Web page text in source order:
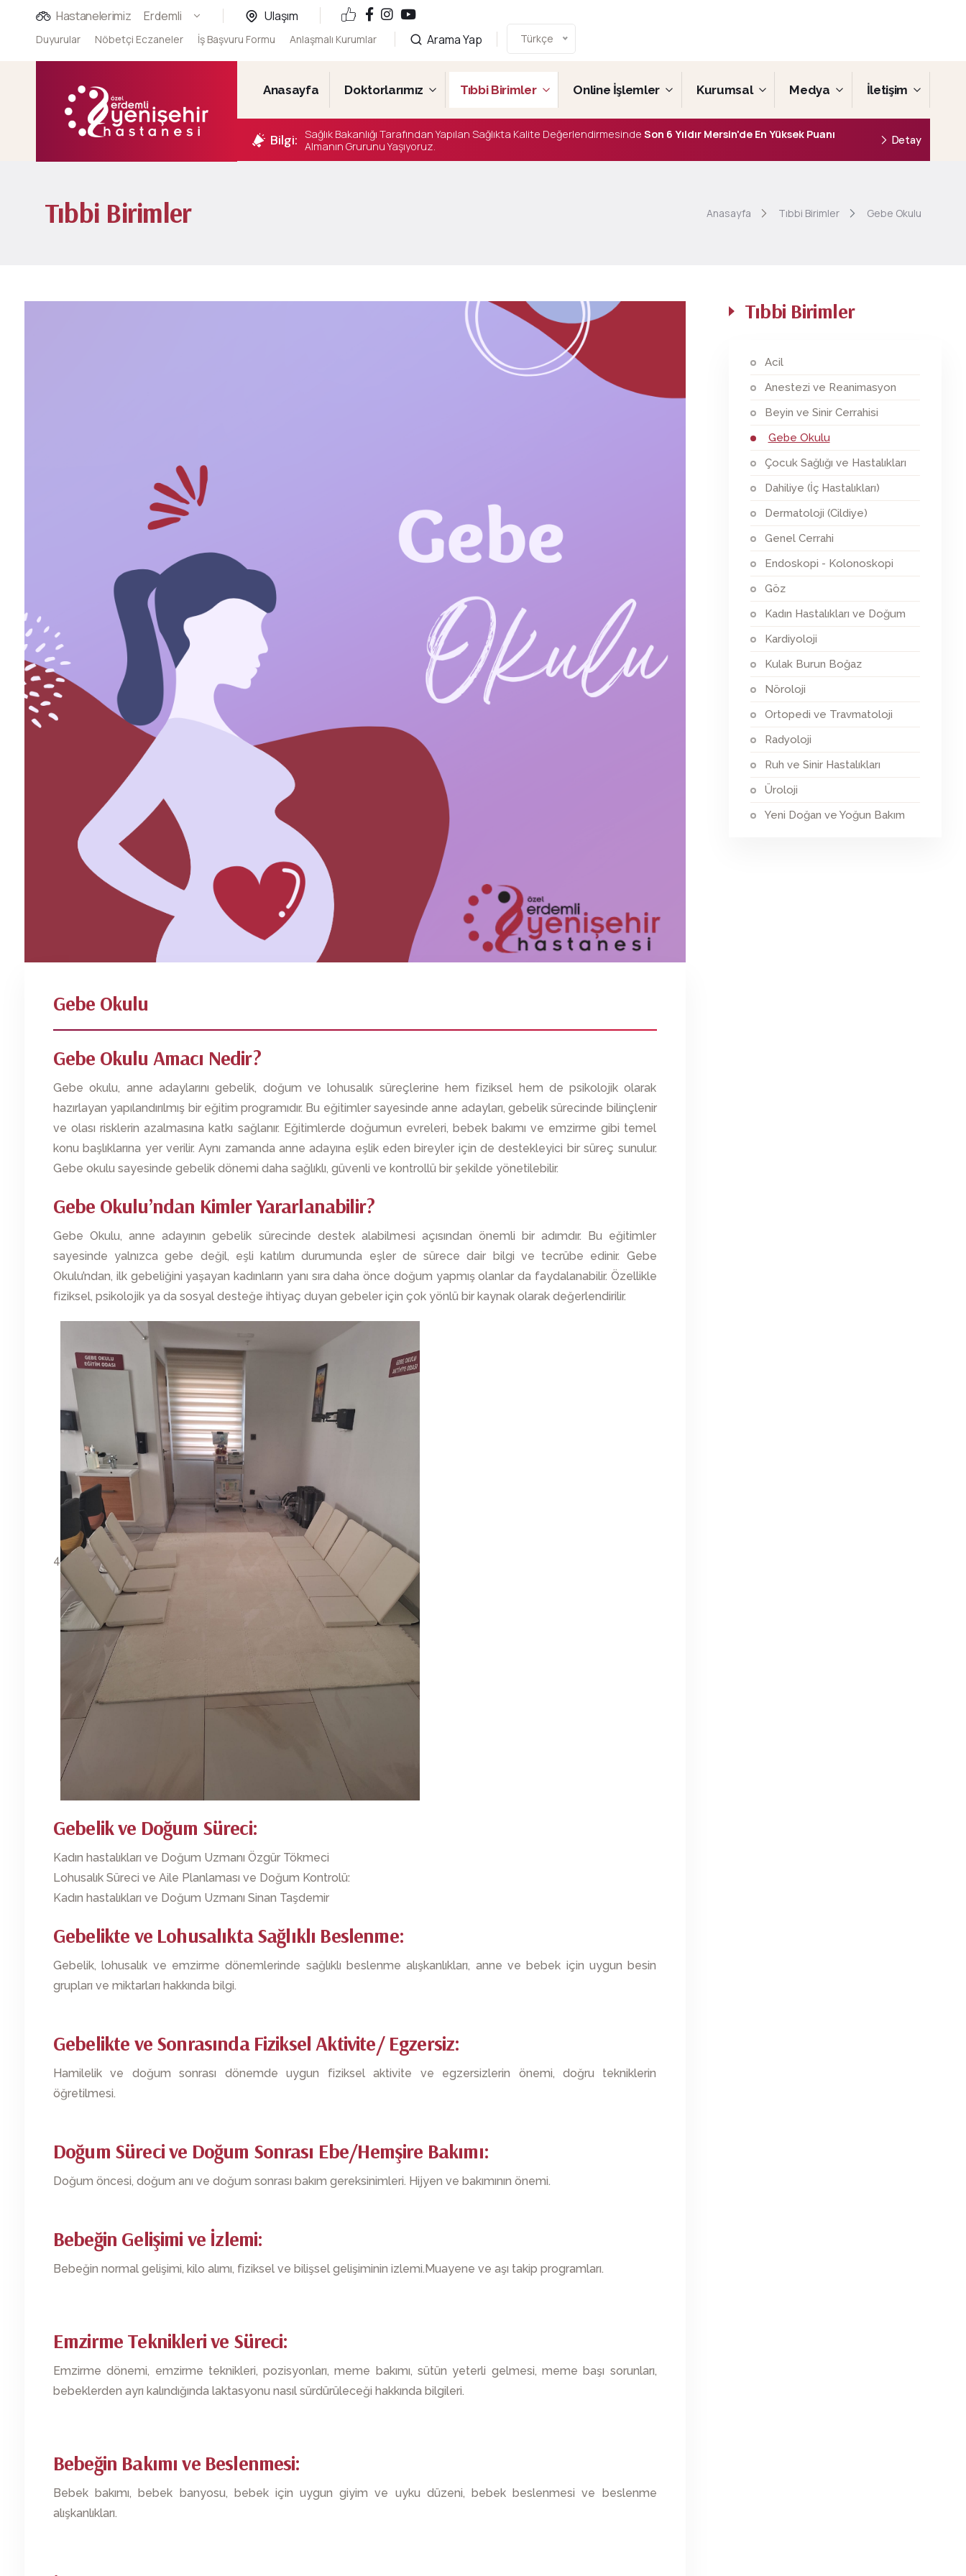
Hastanelerimiz Erdemli Ulaşım
Duyurular Nöbetçi Eczaneler İş Başvuru Formu Anlaşmalı Kurumlar Arama Yap Türkçe
Anasayfa Doktorlarımız Tıbbi Birimler Online İşlemler Kurumsal Medya İletişim
Bilgi: Sağlık Bakanlığı Tarafından Yapılan Sağlıkta Kalite Değerlendirmesinde Son 6 Yıldır Mersin'de En Yüksek Puanı
Almanın Grurunu Yaşıyoruz.
Detay
Tıbbi Birimler Anasayfa Tıbbi Birimler Gebe Okulu
Gebe Okulu
Gebe Okulu Amacı Nedir?
Gebe okulu, anne adaylarını gebelik, doğum ve lohusalık süreçlerine hem fiziksel hem de psikolojik olarak
hazırlayan yapılandırılmış bir eğitim programıdır. Bu eğitimler sayesinde anne adayları, gebelik sürecinde bilinçlenir
ve olası risklerin azalmasına katkı sağlanır. Eğitimlerde doğumun evreleri, bebek bakımı ve emzirme gibi temel
konu başlıklarına yer verilir. Aynı zamanda anne adayına eşlik eden bireyler için de destekleyici bir süreç sunulur.
Gebe okulu sayesinde gebelik dönemi daha sağlıklı, güvenli ve kontrollü bir şekilde yönetilebilir.
Gebe Okulu’ndan Kimler Yararlanabilir?
Gebe Okulu, anne adayının gebelik sürecinde destek alabilmesi açısından önemli bir adımdır. Bu eğitimler
sayesinde yalnızca gebe değil, eşli katılım durumunda eşler de sürece dair bilgi ve tecrübe edinir. Gebe
Okulu’ndan, ilk gebeliğini yaşayan kadınların yanı sıra daha önce doğum yapmış olanlar da faydalanabilir. Özellikle
fiziksel, psikolojik ya da sosyal desteğe ihtiyaç duyan gebeler için çok yönlü bir kaynak olarak değerlendirilir.
4
Gebelik ve Doğum Süreci:
Kadın hastalıkları ve Doğum Uzmanı Özgür Tökmeci
Lohusalık Süreci ve Aile Planlaması ve Doğum Kontrolü:
Kadın hastalıkları ve Doğum Uzmanı Sinan Taşdemir
Gebelikte ve Lohusalıkta Sağlıklı Beslenme:
Gebelik, lohusalık ve emzirme dönemlerinde sağlıklı beslenme alışkanlıkları, anne ve bebek için uygun besin
grupları ve miktarları hakkında bilgi.
Gebelikte ve Sonrasında Fiziksel Aktivite/ Egzersiz:
Hamilelik ve doğum sonrası dönemde uygun fiziksel aktivite ve egzersizlerin önemi, doğru tekniklerin
öğretilmesi.
Doğum Süreci ve Doğum Sonrası Ebe/Hemşire Bakımı:
Doğum öncesi, doğum anı ve doğum sonrası bakım gereksinimleri. Hijyen ve bakımının önemi.
Bebeğin Gelişimi ve İzlemi:
Bebeğin normal gelişimi, kilo alımı, fiziksel ve bilişsel gelişiminin izlemi.Muayene ve aşı takip programları.
Emzirme Teknikleri ve Süreci:
Emzirme dönemi, emzirme teknikleri, pozisyonları, meme bakımı, sütün yeterli gelmesi, meme başı sorunları,
bebeklerden ayrı kalındığında laktasyonu nasıl sürdürüleceği hakkında bilgileri.
Bebeğin Bakımı ve Beslenmesi:
Bebek bakımı, bebek banyosu, bebek için uygun giyim ve uyku düzeni, bebek beslenmesi ve beslenme
alışkanlıkları.
Tıbbi Birimler
Acil
Anestezi ve Reanimasyon
Beyin ve Sinir Cerrahisi
Gebe Okulu
Çocuk Sağlığı ve Hastalıkları
Dahiliye (İç Hastalıkları)
Dermatoloji (Cildiye)
Genel Cerrahi
Endoskopi - Kolonoskopi
Göz
Kadın Hastalıkları ve Doğum
Kardiyoloji
Kulak Burun Boğaz
Nöroloji
Ortopedi ve Travmatoloji
Radyoloji
Ruh ve Sinir Hastalıkları
Üroloji
Yeni Doğan ve Yoğun Bakım